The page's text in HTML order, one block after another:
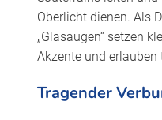
Oberlicht dienen. Als
„Glasaugen“ setzen
Akzente und
Tragender